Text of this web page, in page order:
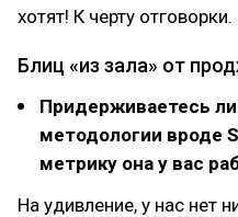
хотят! К черту отговорки.
Блиц «из зала» от
Придерживаетесь
методологии вроде
метрику она у вас
На удивление, у нас нет